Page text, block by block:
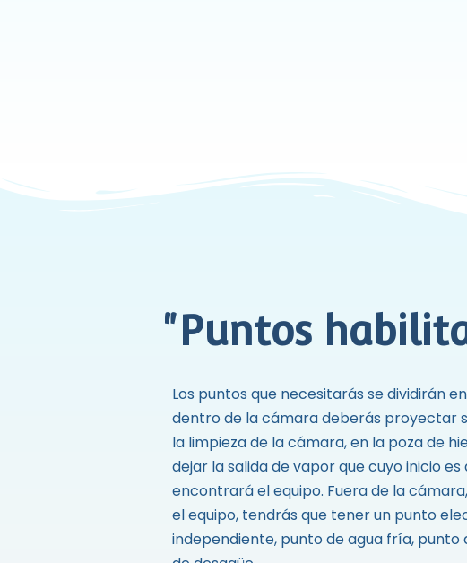
"Puntos
Los puntos que necesitarás se dividirán
dentro de la cámara deberás proyectar
la limpieza de la cámara, en la poza de
dejar la salida de vapor que cuyo inicio es
encontrará el equipo. Fuera de la
el equipo, tendrás que tener un punto
independiente, punto de agua fría, punto